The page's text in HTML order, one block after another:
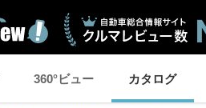
360°ビュー カタログ